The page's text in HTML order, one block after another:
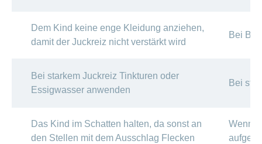
Dem Kind keine enge Kleidung anziehen,
damit der Juckreiz nicht verstärkt wird
Bei
Bei starkem Juckreiz Tinkturen oder
Essigwasser anwenden
Bei
Das Kind im Schatten halten, da sonst an
den Stellen mit dem Ausschlag Flecken
Wenn